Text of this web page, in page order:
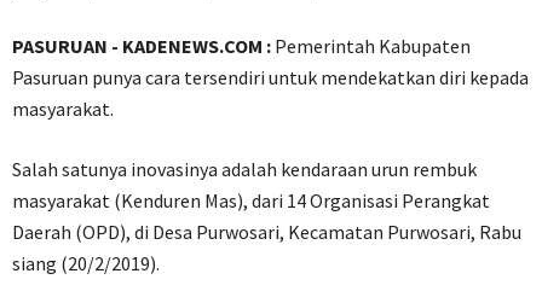
PASURUAN - KADENEWS.COM : Pemerintah Kabupaten
Pasuruan punya cara tersendiri untuk mendekatkan diri kepada
masyarakat.
Salah satunya inovasinya adalah kendaraan urun rembuk
masyarakat (Kenduren Mas), dari 14 Organisasi Perangkat
Daerah (OPD), di Desa Purwosari, Kecamatan Purwosari, Rabu
siang (20/2/2019).